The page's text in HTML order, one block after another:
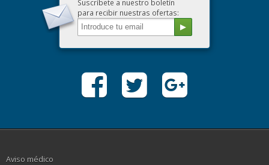
Suscríbete a nuestro boletín
para recibir nuestras ofertas:
Aviso médico